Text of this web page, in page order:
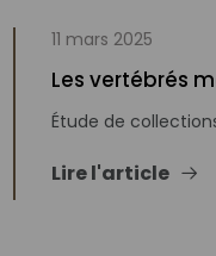
11 mars 2025
Les vertébrés
Étude de
Lire l'article